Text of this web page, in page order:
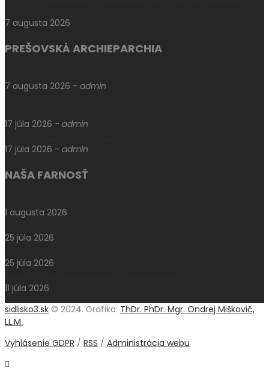
7 augusta 2026
PREŠOVSKÁ ARCHIEPARCHIA
7 augusta 2026 - admin
17 júla 2026 - admin
17 júla 2026 - admin
NAŠA FARNOSŤ
1 augusta 2026
25 júla 2026
25 júla 2026
11 júla 2026
sidlisko3.sk © 2024. Grafika: ThDr. PhDr. Mgr. Ondrej Miškovič,
LL.M..
Vyhlásenie GDPR / RSS / Administrácia webu